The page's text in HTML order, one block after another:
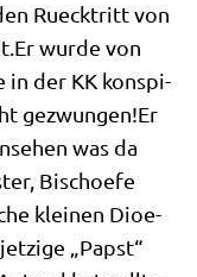
Rueck­tritt von
wur­de von
in der KK kon­spi­
gezwungen!Er
was da
Bischoe­fe
klei­nen Dioe­
„Papst“